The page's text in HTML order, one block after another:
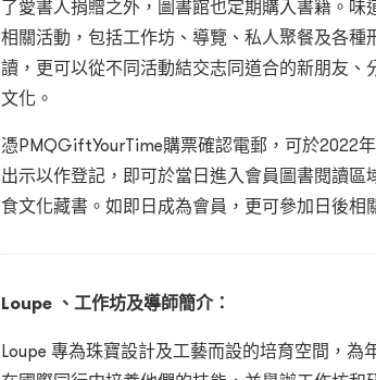
了愛書人捐贈之外，圖書館也定期購入書籍。味
相關活動，包括工作坊、導覽、私人聚餐及各種
讀，更可以從不同活動結交志同道合的新朋友、
文化。
憑PMQGiftYourTime購票確認電郵，可於2022
出示以作登記，即可於當日進入會員圖書閱讀
食文化藏書。如即日成為會員，更可參加日後相
Loupe 、工作坊及導師簡介：
Loupe 專為珠寶設計及工藝而設的培育空間，為